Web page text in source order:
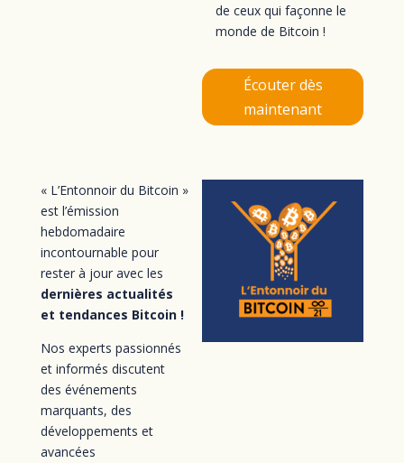
de ceux qui façonne le
monde de Bitcoin !
Écouter dès
maintenant
« L’Entonnoir du Bitcoin »
est l’émission
hebdomadaire
incontournable pour
rester à jour avec les
dernières actualités
et tendances Bitcoin !
Nos experts passionnés
et informés discutent
des événements
marquants, des
développements et
avancées